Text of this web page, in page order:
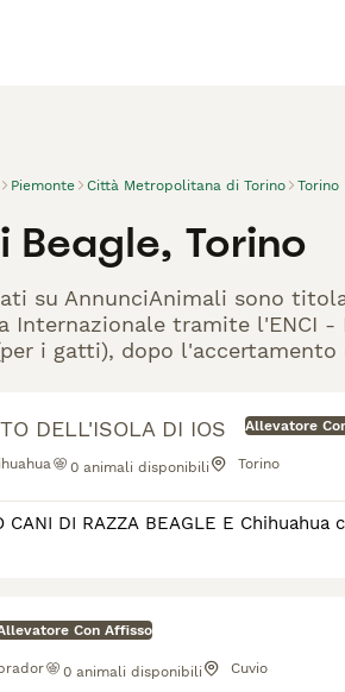
Piemonte Città Metropolitana di Torino Torino
Torino
su AnnunciAnimali sono
Internazionale tramite l'ENCI
i gatti), dopo
DELL'ISOLA DI IOS Allevatore
0 animali disponibili Torino
CANI DI RAZZA BEAGLE E
Con Affisso
0 animali disponibili Cuvio